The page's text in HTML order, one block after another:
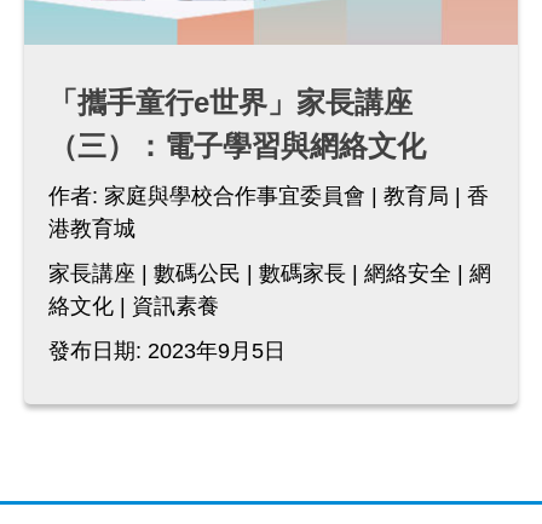
「攜手童行e世界」家長講座
（三）：電子學習與網絡文化
作者: 家庭與學校合作事宜委員會 教育局
香
港教育城
家長講座
數碼公民 數碼家長 網絡安全
網
絡文化
資訊素養
發布日期: 2023年9月5日